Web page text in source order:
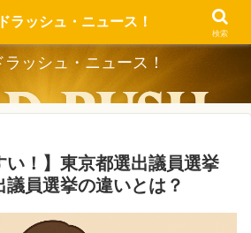
the Trend, Strike the Gold.
ラッシュ・ニュース！
い！】東京都選出議員選挙
議員選挙の違いとは？
ラッシュ・ニュース！
検索